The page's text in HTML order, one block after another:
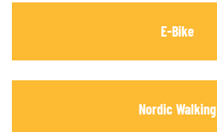
E-Bike
Nordic Walking